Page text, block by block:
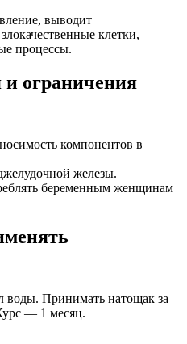
выводит
клетки,
процессы.
ограничения
компонентов в
железы.
беременным женщинам
воды. Принимать натощак за
— 1 месяц.